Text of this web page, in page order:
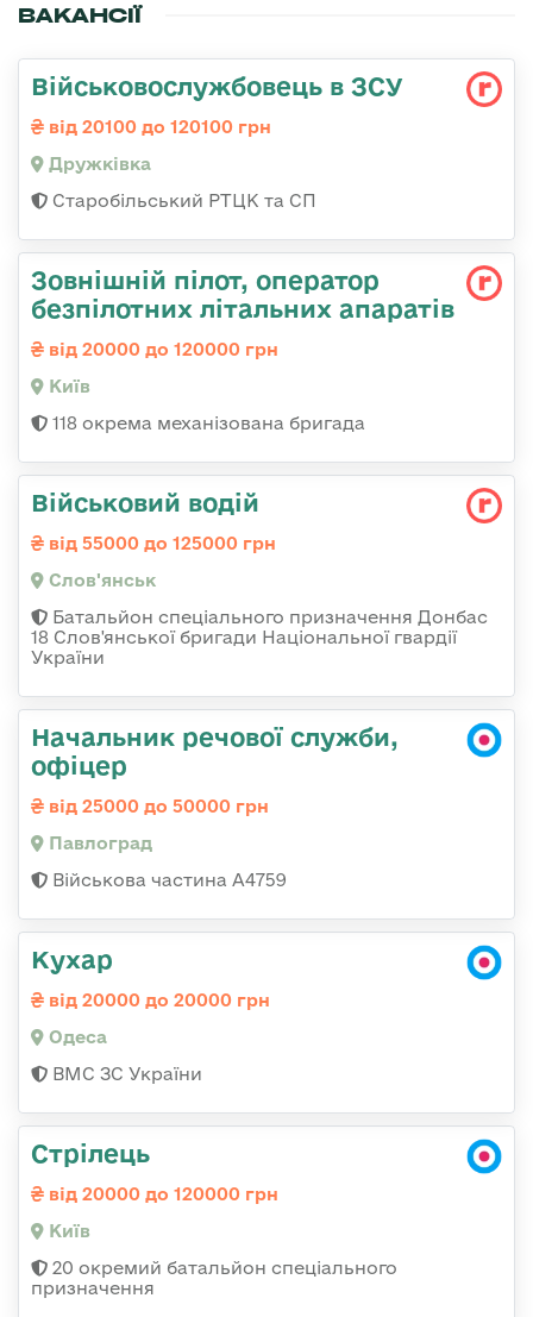
ВАКАНСІЇ
Військовослужбовець в ЗСУ
від 20100 до 120100 грн
Дружківка
Старобільський РТЦК та СП
Зовнішній пілот, оператор
безпілотних літальних апаратів
від 20000 до 120000 грн
Київ
118 окрема механізована бригада
Військовий водій
від 55000 до 125000 грн
Слов'янськ
Батальйон спеціального призначення Донбас
18 Слов'янської бригади Національної гвардії
України
Начальник речової служби,
офіцер
від 25000 до 50000 грн
Павлоград
Військова частина А4759
Кухар
від 20000 до 20000 грн
Одеса
ВМС ЗС України
Стрілець
від 20000 до 120000 грн
Київ
20 окремий батальйон спеціального
призначення